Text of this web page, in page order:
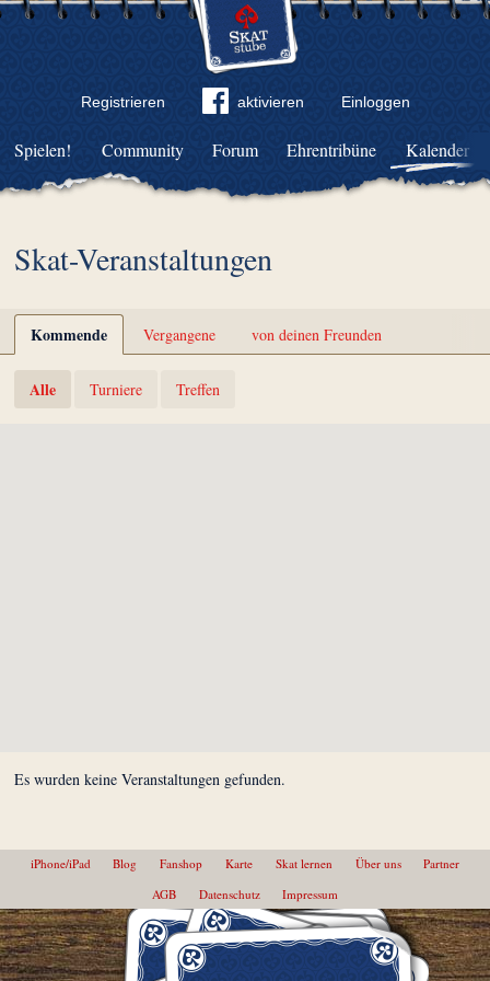
Registrieren aktivieren Einloggen
Community Forum Ehrentribüne Kalender
Spielen!
Skat-Veranstaltungen
Kommende Vergangene von deinen Freunden
Alle Turniere Treffen
Es wurden keine Veranstaltungen gefunden.
iPhone/iPad Blog Fanshop Karte Skat lernen Über uns
Partner
AGB
Datenschutz Impressum